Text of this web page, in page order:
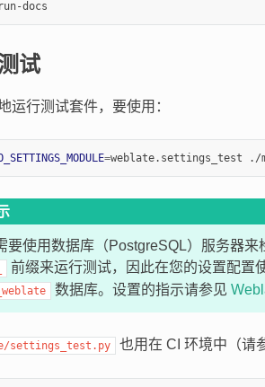
试
运行测试套件，要使用：
=weblate.settings_test ./
要使用数据库（PostgreSQL）服务器
前缀来运行测试，因此在您的设置配置
数据库。设置的指示请参见
settings_test.py 也用在 CI 环境中（请